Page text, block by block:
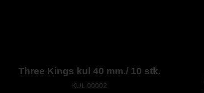
Three Kings kul 40 mm./ 10 stk.
KUL 00002